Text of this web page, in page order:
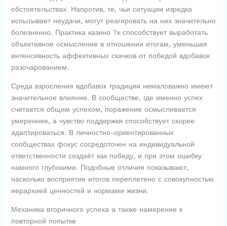
обстоятельствах. Напротив, те, чьи ситуации изредка
испытывает неудачи, могут реагировать на них значительно
болезненно. Практика казино 7к способствует выработать
объективное осмысление в отношении итогам, уменьшая
интенсивность аффективных скачков от победой вдобавок
разочарованием.
Среда взросления вдобавок традиции немаловажно имеют
значительное влияние. В сообществе, где именно успех
считается общим успехом, поражение осмысливается
умереннее, а чувство поддержки способствует скорее
адаптироваться. В личностно-ориентированных
сообществах фокус сосредоточен на индивидуальной
ответственности создаёт как победу, и при этом ошибку
намного глубокими. Подобные отличия показывают,
насколько восприятие итогов переплетено с совокупностью
иерархией ценностей и нормами жизни.
Механика вторичного успеха а также намерение к
повторной попытке